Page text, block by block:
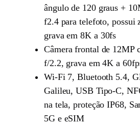
ângulo de 120 graus +
f2.4 para telefoto, possui
grava em 8K a 30fs
Câmera frontal de 12MP
f/2.2, grava em 4K a
Wi-Fi 7, Bluetooth 5.4,
Galileu, USB Tipo-C,
na tela, proteção IP68,
5G e eSIM